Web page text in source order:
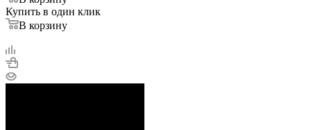
Купить в один клик
В корзину